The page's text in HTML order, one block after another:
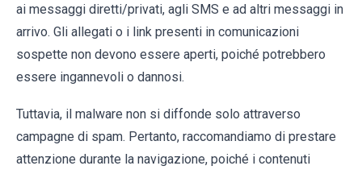
ai messaggi diretti/privati, agli SMS e ad altri messaggi in
arrivo. Gli allegati o i link presenti in comunicazioni
sospette non devono essere aperti, poiché potrebbero
essere ingannevoli o dannosi.
Tuttavia, il malware non si diffonde solo attraverso
campagne di spam. Pertanto, raccomandiamo di prestare
attenzione durante la navigazione, poiché i contenuti